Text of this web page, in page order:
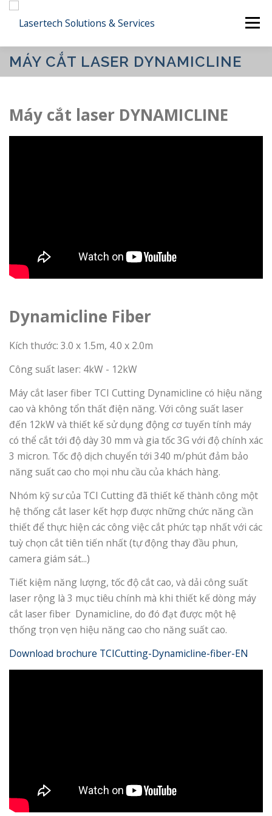
Skip
Menu
CÔNG TY SẢN PHẨM DỊCH VỤ
CÔNG NGHIỆP CÔNG NGHỆ DỰ ÁN
MÁY CẮT LASER DYNAMICLINE
Máy cắt laser DYNAMICLINE
Dynamicline Fiber
Kích thước: 3.0 x 1.5m, 4.0 x 2.0m
Công suất laser: 4kW - 12kW
Máy cắt laser fiber TCI Cutting Dynamicline có hiệu năng
cao và không tổn thất điện năng. Với công suất laser
đến 12kW và thiết kế sử dụng động cơ tuyến tính máy
có thể cắt tới độ dày 30 mm và gia tốc 3G với độ chính xác
3 micron. Tốc độ dịch chuyển tới 340 m/phút đảm bảo
năng suất cao cho mọi nhu cầu của khách hàng.
Nhóm kỹ sư của TCI Cutting đã thiết kế thành công một
hệ thống cắt laser kết hợp được những chức năng cần
thiết để thực hiện các công việc cắt phức tạp nhất với các
tuỳ chọn cắt tiên tiến nhất (tự động thay đầu phun,
camera giám sát...)
Tiết kiệm năng lượng, tốc độ cắt cao, và dải công suất
laser rộng là 3 mục tiêu chính mà khi thiết kế dòng máy
cắt laser fiber Dynamicline, do đó đạt được một hệ
thống trọn vẹn hiệu năng cao cho năng suất cao.
Download brochure TCICutting-Dynamicline-fiber-EN